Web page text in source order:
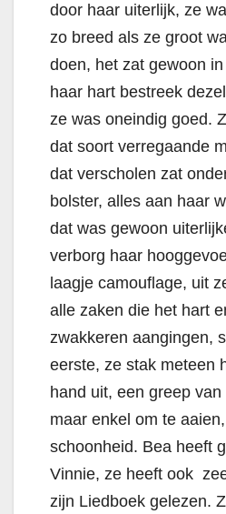
door haar uiterlijk, ze
zo breed als ze groot
doen, het zat gewoon
haar hart bestreek
ze was oneindig goed.
dat soort verregaande
dat verscholen zat
bolster, alles aan haar
dat was gewoon
verborg haar
laagje camouflage, uit
alle zaken die het hart
zwakkeren aangingen,
eerste, ze stak meteen
hand uit, een greep
maar enkel om te
schoonheid. Bea heeft
Vinnie, ze heeft ook
zijn Liedboek gelezen.